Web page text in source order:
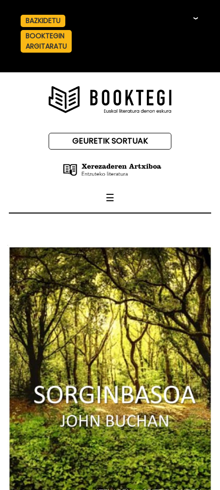
BAZKIDETU
BOOKTEGIN
ARGITARATU
GEURETIK SORTUAK
☰